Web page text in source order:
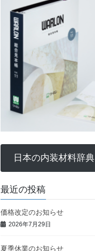
日本の内装材料辞典
最近の投稿
価格改定のお知らせ
2026年7月29日
夏季休業のお知らせ